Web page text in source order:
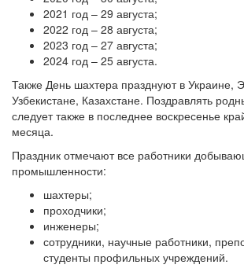
2021 год – 29 августа;
2022 год – 28 августа;
2023 год – 27 августа;
2024 год – 25 августа.
Также День шахтера празднуют в Украине,
Узбекистане, Казахстане. Поздравлять
следует также в последнее воскресенье
месяца.
Праздник отмечают все работники
промышленности:
шахтеры;
проходчики;
инженеры;
сотрудники, научные работники,
студенты профильных учреждений.